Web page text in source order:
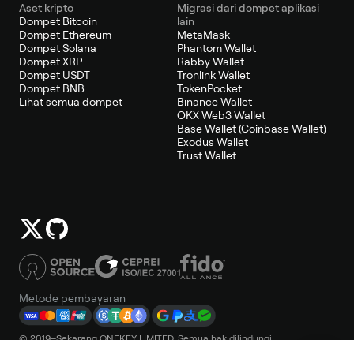
Aset kripto
Dompet Bitcoin
Dompet Ethereum
Dompet Solana
Dompet XRP
Dompet USDT
Dompet BNB
Lihat semua dompet
Migrasi dari dompet aplikasi
lain
MetaMask
Phantom Wallet
Rabby Wallet
Tronlink Wallet
TokenPocket
Binance Wallet
OKX Web3 Wallet
Base Wallet (Coinbase Wallet)
Exodus Wallet
Trust Wallet
Metode pembayaran